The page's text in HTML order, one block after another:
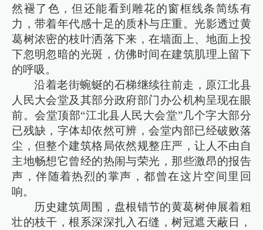
然褪了色，但还能看到雕花的窗框线条简练有
力，带着年代感十足的质朴与庄重。光影透过黄
葛树浓密的枝叶洒落下来，在墙面上、地面上投
下忽明忽暗的光斑，仿佛时间在建筑肌理上留下
的呼吸。
沿着老街蜿蜒的石梯继续往前走，原江北县
人民大会堂及其部分政府部门办公机构呈现在眼
前。会堂顶部“江北县人民大会堂”几个字大部分
已残缺，字体却依然可辨，会堂内部已经破败落
尘，但整个建筑格局依然规整庄严，让人不由自
主地畅想它曾经的热闹与荣光，那些激昂的报告
声，伴随着热烈的掌声，都曾在这片空间里回
响。
历史建筑周围，盘根错节的黄葛树伸展着粗
壮的枝干，根系深深扎入石缝，树冠遮天蔽日，